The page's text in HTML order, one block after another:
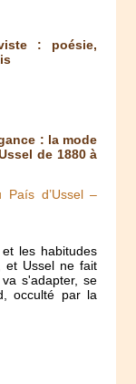
: poésie,
: la mode
de 1880 à
d’Ussel –
les habitudes
et Ussel ne fait
s'adapter, se
occulté par la